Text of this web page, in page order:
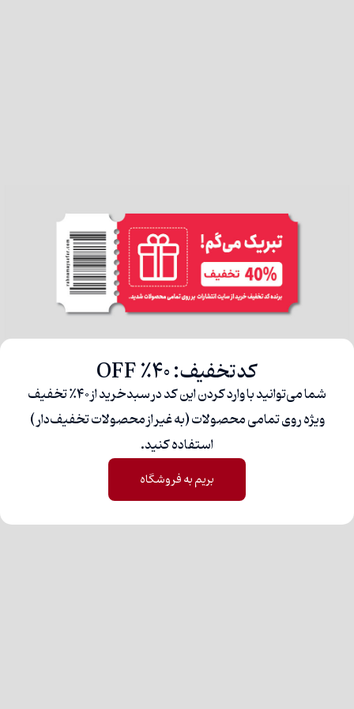
کدتخفیف: 40% OFF
شما می‌توانید با وارد کردن این کد در سبدخرید از 40% تخفیف
ویژه روی تمامی محصولات (به غیر از محصولات تخفیف‌دار)
استفاده کنید.
بریم به فروشگاه